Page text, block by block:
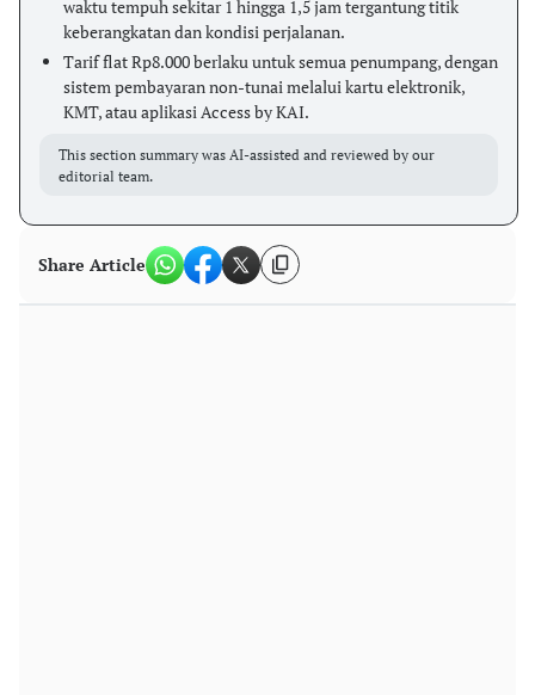
waktu tempuh sekitar 1 hingga 1,5 jam tergantung titik
keberangkatan dan kondisi perjalanan.
Tarif flat Rp8.000 berlaku untuk semua penumpang, dengan
sistem pembayaran non-tunai melalui kartu elektronik,
KMT, atau aplikasi Access by KAI.
This section summary was AI-assisted and reviewed by our
editorial team.
Share Article